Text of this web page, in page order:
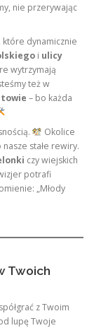
nie przerywając
dynamicznie
i ulicy
wytrzymają
też w
– bo każda
Okolice
nasze stałe rewiry.
czy wiejskich
potrafi
„Młody
Twoich
z Twoim
lupę Twoje